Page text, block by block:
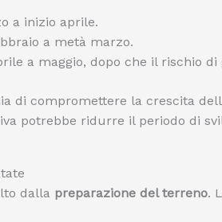
a inizio aprile.
a metà marzo.
a maggio, dopo che il rischio di
di compromettere la crescita
potrebbe ridurre il periodo di
dalla preparazione del terreno.